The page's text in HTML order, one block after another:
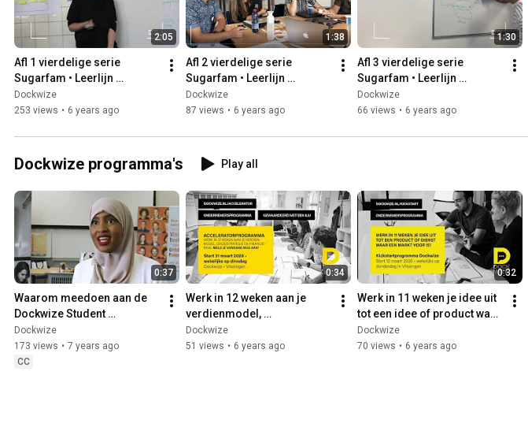
ook tijdens je studie werken aan je eigen bedrijf? Check dan dockwize.nl/minor-ondernemen en
start met ondernemen!
2:05
Afl 1 vierdelige serie
Sugarfam • Leerlijn
ondernemerschap HZ &
Dockwize
Dockwize
253 views • 6 years ago
1:38
Afl 2 vierdelige serie
Sugarfam • Leerlijn
ondernemerschap HZ &
Dockwize
Dockwize
87 views • 6 years ago
1:30
Afl 3 vierdelige serie
Sugarfam • Leerlijn
ondernemerschap HZ &
Dockwize
Dockwize
66 views • 6 years ago
Dockwize programma's Play all
0:37
Waarom meedoen aan de
Dockwize Student
Bootcamp of minor?
Dockwize
173 views • 7 years ago
CC
0:34
Werk in 12 weken aan je
verdienmodel,
groeistrategie, opschaling
en financiering •
Dockwize
51 views • 6 years ago
0:32
Werk in 11 weken je idee uit
tot een idee of product waar
een markt voor is! •
Kickstartprogramma
Dockwize
70 views • 6 years ago